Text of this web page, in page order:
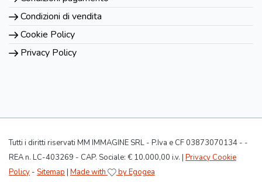
Condizioni di vendita
Cookie Policy
Privacy Policy
Tutti i diritti riservati MM IMMAGINE SRL - P.Iva e CF 03873070134 - -
REA n. LC-403269 - CAP. Sociale: € 10.000,00 i.v. | Privacy Cookie
Policy - Sitemap | Made with by Egogea